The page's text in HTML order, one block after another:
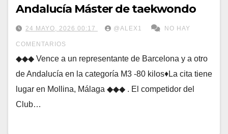
Andalucía Máster de taekwondo
24 MAYO, 2026 00:17 @ALEX1 NO HAY
COMENTARIOS
◆◆◆ Vence a un representante de Barcelona y a otro
de Andalucía en la categoría M3 -80 kilos♦La cita tiene
lugar en Mollina, Málaga ◆◆◆ . El competidor del
Club…